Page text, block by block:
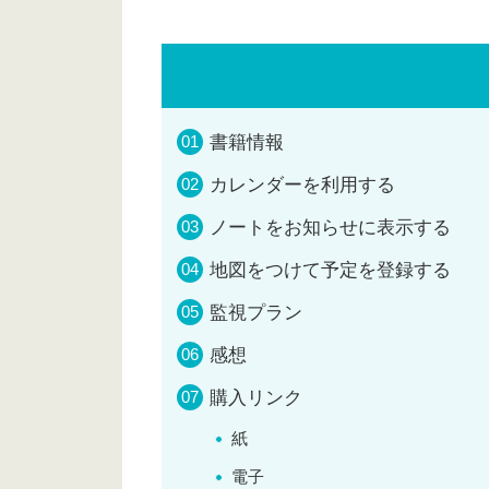
書籍情報
カレンダーを利用する
ノートをお知らせに表示する
地図をつけて予定を登録する
監視プラン
感想
購入リンク
紙
電子